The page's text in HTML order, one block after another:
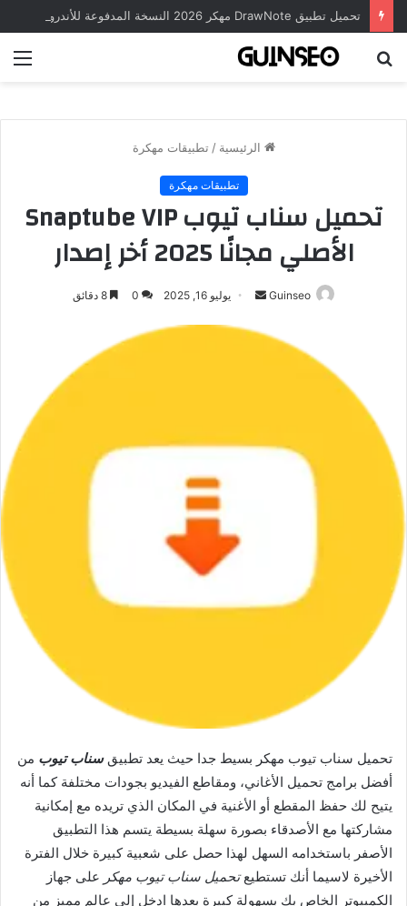
الرئيسية / تطبيقات مهكرة
تطبيقات مهكرة
تحميل سناب تيوب Snaptube VIP
الأصلي مجانًا 2025 أخر إصدار
Guinseo
أرسل
إلكترونيا
يوليو 16, 2025 0
تحميل سناب تيوب مهكر بسيط جدا حيث يعد تطبيقسناب تيوب من
أفضل برامج تحميل الأغاني، ومقاطع الفيديو بجودات مختلفة كما أنه
يتيح لك حفظ المقطع أو الأغنية في المكان الذي تريده مع إمكانية
مشاركتها مع الأصدقاء بصورة سهلة بسيطة يتسم هذا التطبيق
الأصفر باستخدامه السهل لهذا حصل على شعبية كبيرة خلال الفترة
الأخيرة لاسيما أنك تستطيعتحميل سناب تيوب مهكر على جهاز
الكمبيوتر الخاص بك بسهولة كبيرة بعدها ادخل إلى عالم مميز من